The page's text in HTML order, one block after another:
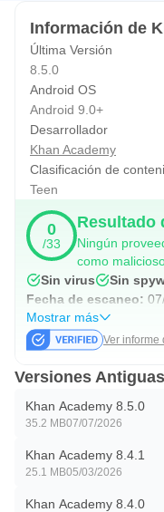
Información de
Última Versión
8.5.0
Android OS
Android 9.0+
Desarrollador
Khan Academy
Clasificación de
Teen
0
/33
Resultado
Ningún
como
Sin virus
Sin
Fecha de escaneo:
Mostrar más
Ver informe
Versiones
Khan Academy 8.5.0
35.2 MB07/07/2026
Khan Academy 8.4.1
25.1 MB05/03/2026
Khan Academy 8.4.0